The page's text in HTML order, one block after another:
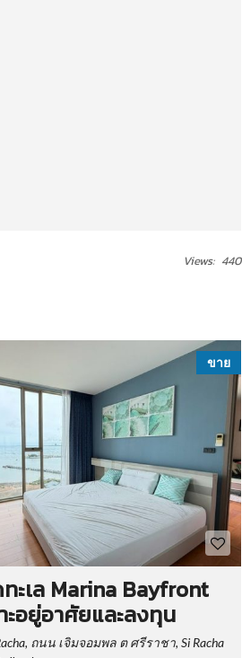
Views: 440
ขาย
ะเล Marina Bayfront
ะอยู่อาศัยและลงทุน
ถนน เจิมจอมพล ต ศรีราชา, Si Racha